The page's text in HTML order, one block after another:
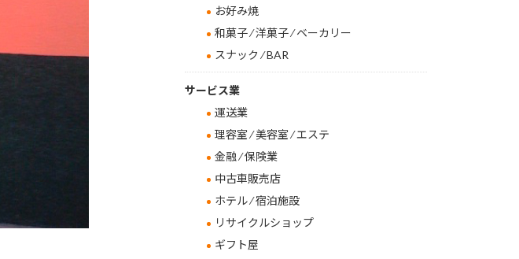
お好み焼
和菓子 ⁄ 洋菓子 ⁄ ベーカリー
スナック ⁄ BAR
サービス業
運送業
理容室 ⁄ 美容室 ⁄ エステ
金融 ⁄ 保険業
中古車販売店
ホテル ⁄ 宿泊施設
リサイクルショップ
ギフト屋